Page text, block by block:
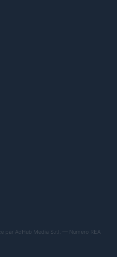
par AdHub Media S.r.l. — Numero REA